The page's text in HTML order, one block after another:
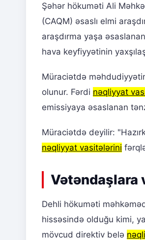
Şəhər hökuməti Ali
(CAQM) əsaslı elmi
araşdırma yaşa
hava keyfiyyətinin
Müraciətdə
olunur. Fərdi nəqliyyat
emissiyaya əsaslanan
Müraciətdə deyilir:
nəqliyyat vasitələrini
Vətəndaşlara
Dehli hökuməti
hissəsində olduğu kimi,
mövcud direktiv belə